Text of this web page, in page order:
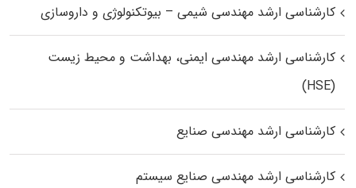
کارشناسی ارشد مهندسی شیمی – بیوتکنولوژی و داروسازی
کارشناسی ارشد مهندسی ایمنی، بهداشت و محیط زیست
(HSE)
کارشناسی ارشد مهندسی صنایع
کارشناسی ارشد مهندسی صنایع سیستم